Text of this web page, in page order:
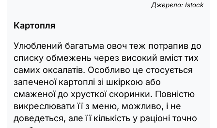
Джерело: Istock
Картопля
Улюблений багатьма овоч теж потрапив до
списку обмежень через високий вміст тих
самих оксалатів. Особливо це стосується
запеченої картоплі зі шкіркою або
смаженої до хрусткої скоринки. Повністю
викреслювати її з меню, можливо, і не
доведеться, але її кількість у раціоні точно